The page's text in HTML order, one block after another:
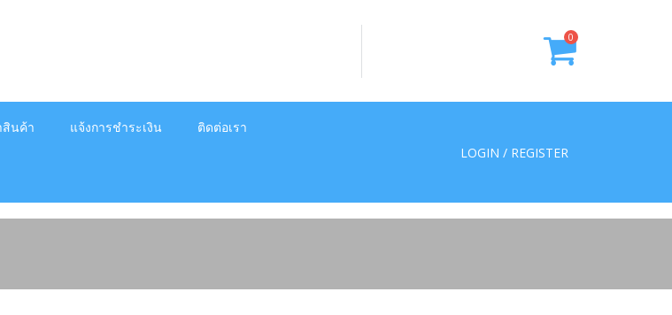
0
สินค้า แจ้งการชำระเงิน ติดต่อเรา
LOGIN / REGISTER